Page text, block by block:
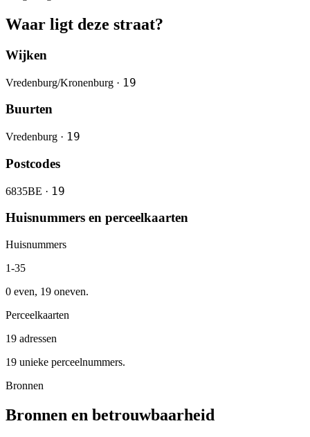
Waar ligt deze straat?
Wijken
Vredenburg/Kronenburg · 19
Buurten
Vredenburg · 19
Postcodes
6835BE · 19
Huisnummers en perceelkaarten
Huisnummers
1-35
0 even, 19 oneven.
Perceelkaarten
19 adressen
19 unieke perceelnummers.
Bronnen
Bronnen en betrouwbaarheid